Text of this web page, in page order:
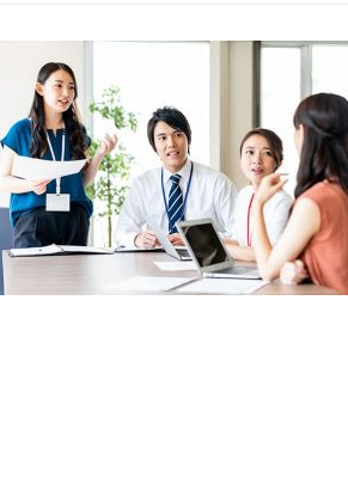
キャリア支援サービス
教材販売
ピアファシリテーター紹介
JCDA認定インストラクター紹介